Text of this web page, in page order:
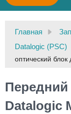
Главная
Datalogic (PSC)
оптический
Передний
Datalogic